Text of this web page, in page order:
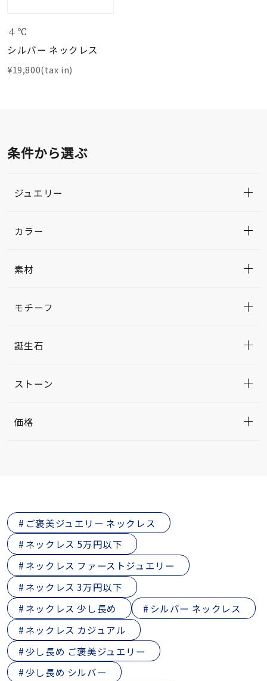
４℃
シルバー ネックレス
¥19,800(tax in)
条件から選ぶ
ジュエリー
カラー
素材
モチーフ
誕生石
ストーン
価格
ご褒美ジュエリー ネックレス
ネックレス 5万円以下
ネックレス ファーストジュエリー
ネックレス 3万円以下
ネックレス 少し長め
シルバー ネックレス
ネックレス カジュアル
少し長め ご褒美ジュエリー
少し長め シルバー